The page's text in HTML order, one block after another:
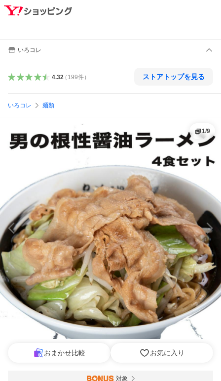
いろコレ
4.32（ 199件） ストアトップを見る
いろコレ 麺類
1/9
おまかせ比較 お気に入り
対象